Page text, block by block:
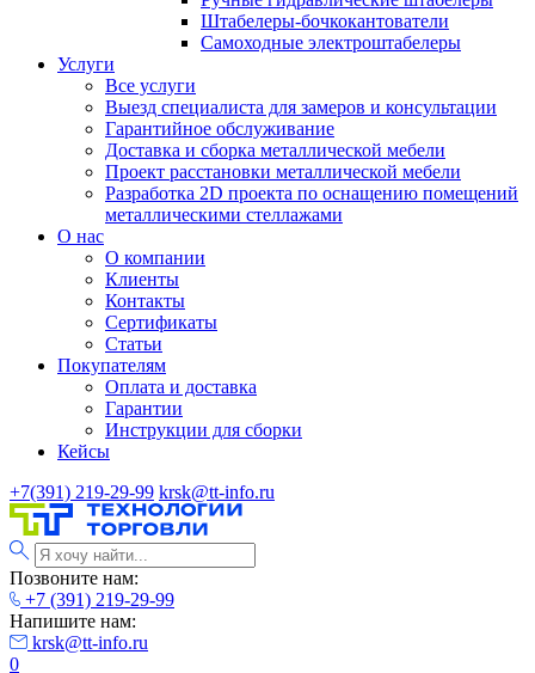
Штабелеры-бочкокантователи
Самоходные электроштабелеры
Услуги
Все услуги
Выезд специалиста для замеров и консультации
Гарантийное обслуживание
Доставка и сборка металлической мебели
Проект расстановки металлической мебели
Разработка 2D проекта по оснащению помещений
металлическими стеллажами
О нас
О компании
Клиенты
Контакты
Сертификаты
Статьи
Покупателям
Оплата и доставка
Гарантии
Инструкции для сборки
Кейсы
+7(391) 219-29-99 krsk@tt-info.ru
Позвоните нам:
+7 (391) 219-29-99
Напишите нам:
krsk@tt-info.ru
0